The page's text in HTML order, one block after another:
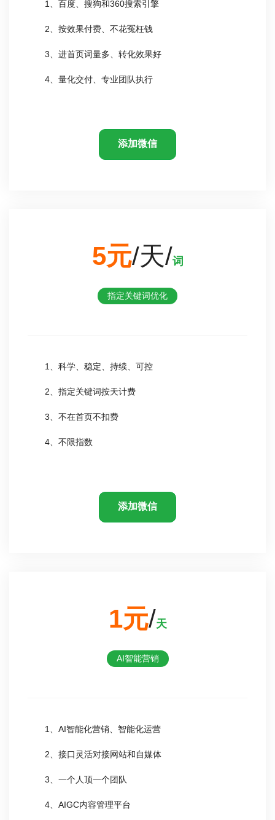
1、百度、搜狗和360搜索引擎
2、按效果付费、不花冤枉钱
3、进首页词量多、转化效果好
4、量化交付、专业团队执行
添加微信
5元/天/词
指定关键词优化
1、科学、稳定、持续、可控
2、指定关键词按天计费
3、不在首页不扣费
4、不限指数
添加微信
1元/天
AI智能营销
1、AI智能化营销、智能化运营
2、接口灵活对接网站和自媒体
3、一个人顶一个团队
4、AIGC内容管理平台